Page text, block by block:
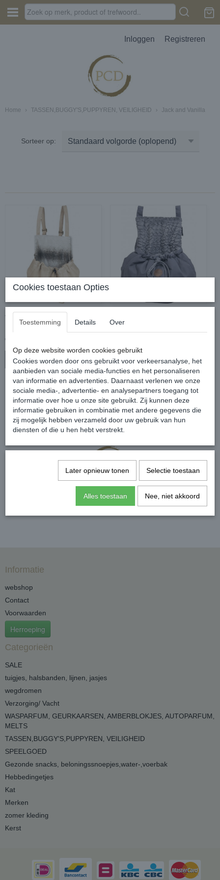
Inloggen Registreren
Home › TASSEN,BUGGY'S,PUPPYREN, VEILIGHEID › Jack and Vanilla
Sorteer op:
JACK AND VANILLA
KANGAROO TAS TAUPE
€ 55,00
In winkelwagen
KANGAROO TAS L.GREY
In winkelwagen
Informatie
webshop
Contact
Voorwaarden
Herroeping
Categorieën
SALE
tuigjes, halsbanden, lijnen, jasjes
wegdromen
Verzorging/ Vacht
WASPARFUM, GEURKAARSEN, AMBERBLOKJES, AUTOPARFUM,
MELTS
TASSEN,BUGGY'S,PUPPYREN, VEILIGHEID
SPEELGOED
Gezonde snacks, beloningssnoepjes,water-,voerbak
Hebbedingetjes
Kat
Merken
zomer kleding
Kerst
Cookies toestaan Opties
Toestemming Details Over
Op deze website worden cookies gebruikt
Cookies worden door ons gebruikt voor verkeersanalyse, het
aanbieden van sociale media-functies en het personaliseren
van informatie en advertenties. Daarnaast verlenen we onze
sociale media-, advertentie- en analysepartners toegang tot
informatie over hoe u onze site gebruikt. Zij kunnen deze
informatie gebruiken in combinatie met andere gegevens die
zij mogelijk hebben verzameld door uw gebruik van hun
diensten of die u hen hebt verstrekt.
Later opnieuw tonen Selectie toestaan
Alles toestaan Nee, niet akkoord